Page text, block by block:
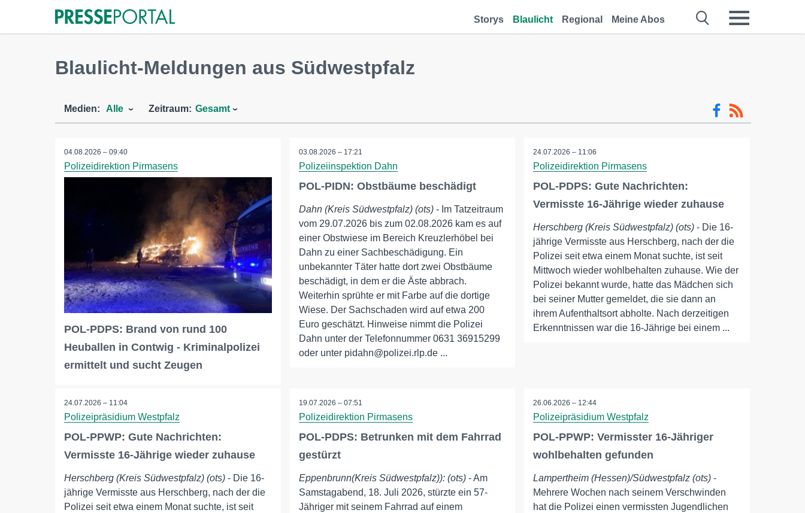
Storys Blaulicht Regional Meine Abos
Blaulicht-Meldungen aus Südwestpfalz
Medien: Alle Zeitraum: Gesamt
04.08.2026 – 09:40
Polizeidirektion Pirmasens
POL-PDPS: Brand von rund 100
Heuballen in Contwig - Kriminalpolizei
ermittelt und sucht Zeugen
03.08.2026 – 17:21
Polizeiinspektion Dahn
POL-PIDN: Obstbäume beschädigt
Dahn (Kreis Südwestpfalz) (ots)- Im Tatzeitraum
vom 29.07.2026 bis zum 02.08.2026 kam es auf
einer Obstwiese im Bereich Kreuzlerhöbel bei
Dahn zu einer Sachbeschädigung. Ein
unbekannter Täter hatte dort zwei Obstbäume
beschädigt, in dem er die Äste abbrach.
Weiterhin sprühte er mit Farbe auf die dortige
Wiese. Der Sachschaden wird auf etwa 200
Euro geschätzt. Hinweise nimmt die Polizei
Dahn unter der Telefonnummer 0631 36915299
oder unter pidahn@polizei.rlp.de ...
24.07.2026 – 11:06
Polizeidirektion Pirmasens
POL-PDPS: Gute Nachrichten:
Vermisste 16-Jährige wieder zuhause
Herschberg (Kreis Südwestpfalz) (ots) - Die 16-
jährige Vermisste aus Herschberg, nach der die
Polizei seit etwa einem Monat suchte, ist seit
Mittwoch wieder wohlbehalten zuhause. Wie der
Polizei bekannt wurde, hatte das Mädchen sich
bei seiner Mutter gemeldet, die sie dann an
ihrem Aufenthaltsort abholte. Nach derzeitigen
Erkenntnissen war die 16-Jährige bei einem ...
24.07.2026 – 11:04
Polizeipräsidium Westpfalz
POL-PPWP: Gute Nachrichten:
Vermisste 16-Jährige wieder zuhause
Herschberg (Kreis Südwestpfalz) (ots) - Die 16-
jährige Vermisste aus Herschberg, nach der die
Polizei seit etwa einem Monat suchte, ist seit
19.07.2026 – 07:51
Polizeidirektion Pirmasens
POL-PDPS: Betrunken mit dem Fahrrad
gestürzt
Eppenbrunn(Kreis Südwestpfalz)): (ots)- Am
Samstagabend, 18. Juli 2026, stürzte ein 57-
Jähriger mit seinem Fahrrad auf einem
26.06.2026 – 12:44
Polizeipräsidium Westpfalz
POL-PPWP: Vermisster 16-Jähriger
wohlbehalten gefunden
Lampertheim (Hessen)/Südwestpfalz (ots) -
Mehrere Wochen nach seinem Verschwinden
hat die Polizei einen vermissten Jugendlichen